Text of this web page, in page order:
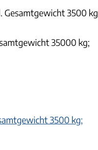
Gesamtgewicht 3500
35000 kg;
3500 kg;